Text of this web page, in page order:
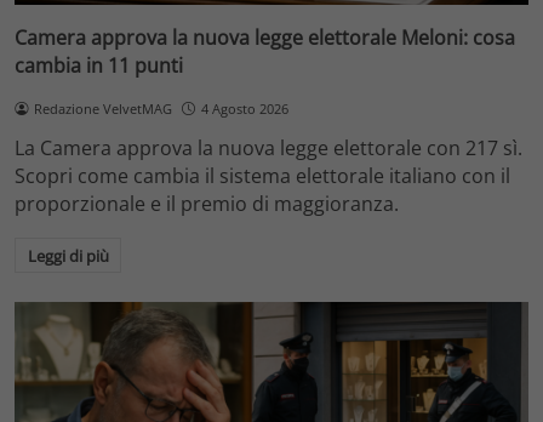
Camera approva la nuova legge elettorale Meloni: cosa
cambia in 11 punti
Redazione VelvetMAG 4 Agosto 2026
La Camera approva la nuova legge elettorale con 217 sì.
Scopri come cambia il sistema elettorale italiano con il
proporzionale e il premio di maggioranza.
Leggi di più